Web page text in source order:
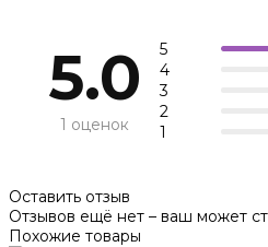
5.0
1 оценок
5
4
3
2
1
Оставить отзыв
Отзывов ещё нет – ваш может
Похожие товары